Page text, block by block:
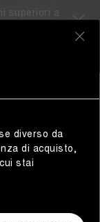
superiori a
diverso da
di acquisto,
stai